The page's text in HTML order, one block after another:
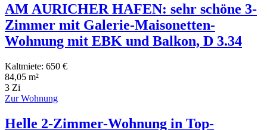
AM AURICHER HAFEN: sehr schöne 3-
Zimmer mit Galerie-Maisonetten-
Wohnung mit EBK und Balkon, D 3.34
Kaltmiete: 650 €
84,05 m²
3 Zi
Zur Wohnung
Helle 2-Zimmer-Wohnung in Top-